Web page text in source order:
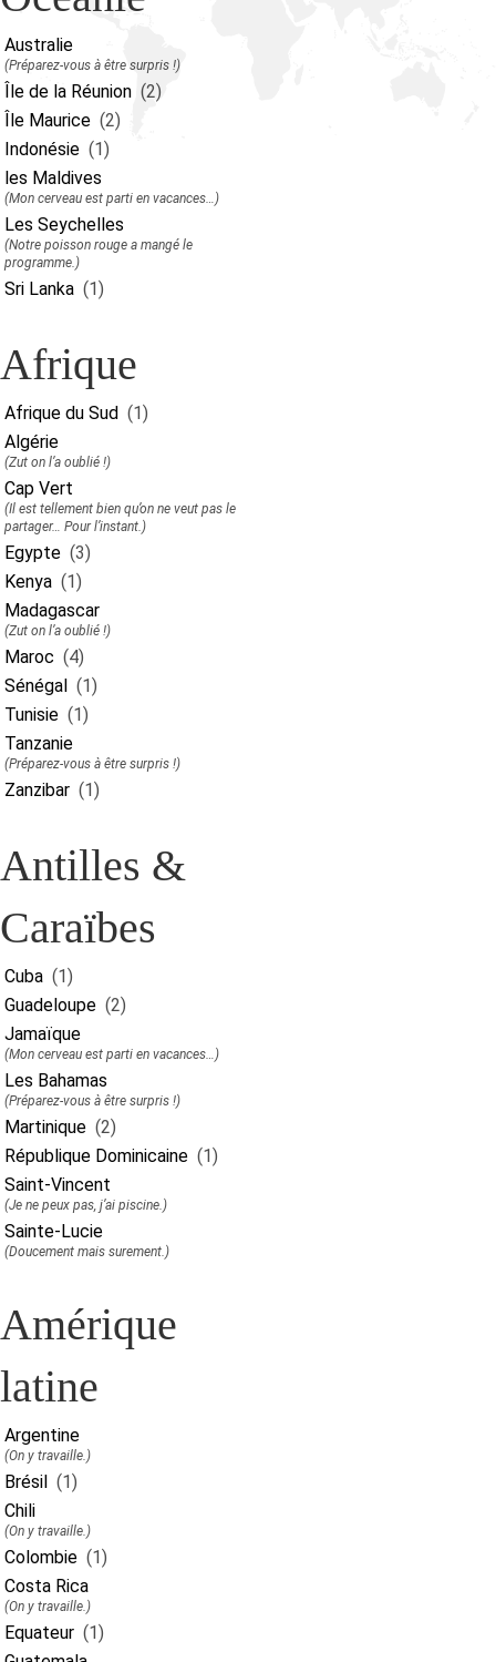
Australie
(Préparez-vous à être surpris !)
Île de la Réunion (2)
Île Maurice (2)
Indonésie (1)
les Maldives
(Mon cerveau est parti en vacances…)
Les Seychelles
(Notre poisson rouge a mangé le
programme.)
Sri Lanka (1)
Afrique
Afrique du Sud (1)
Algérie
(Zut on l’a oublié !)
Cap Vert
(Il est tellement bien qu’on ne veut pas le
partager… Pour l’instant.)
Egypte (3)
Kenya (1)
Madagascar
(Zut on l’a oublié !)
Maroc (4)
Sénégal (1)
Tunisie (1)
Tanzanie
(Préparez-vous à être surpris !)
Zanzibar (1)
Antilles &
Caraïbes
Cuba (1)
Guadeloupe (2)
Jamaïque
(Mon cerveau est parti en vacances…)
Les Bahamas
(Préparez-vous à être surpris !)
Martinique (2)
République Dominicaine (1)
Saint-Vincent
(Je ne peux pas, j’ai piscine.)
Sainte-Lucie
(Doucement mais surement.)
Amérique
latine
Argentine
(On y travaille.)
Brésil (1)
Chili
(On y travaille.)
Colombie (1)
Costa Rica
(On y travaille.)
Equateur (1)